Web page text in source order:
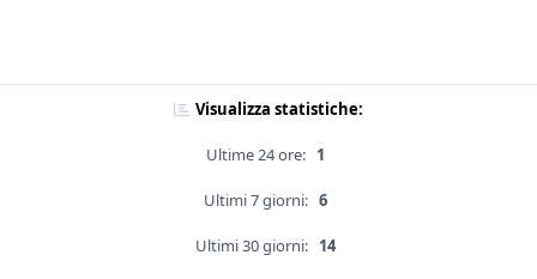
Visualizza statistiche:
Ultime 24 ore: 1
Ultimi 7 giorni: 6
Ultimi 30 giorni: 14